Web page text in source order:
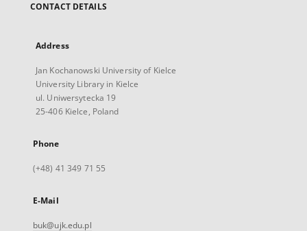
CONTACT DETAILS
Address
Jan Kochanowski University of Kielce
University Library in Kielce
ul. Uniwersytecka 19
25-406 Kielce, Poland
Phone
(+48) 41 349 71 55
E-Mail
buk@ujk.edu.pl